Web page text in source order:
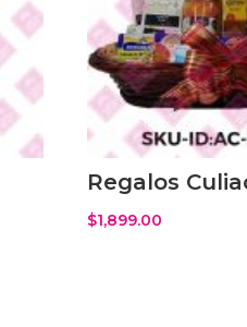
Regalos
$1,899.00